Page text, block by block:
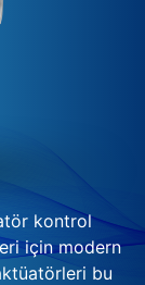
kontrol
için modern
bu